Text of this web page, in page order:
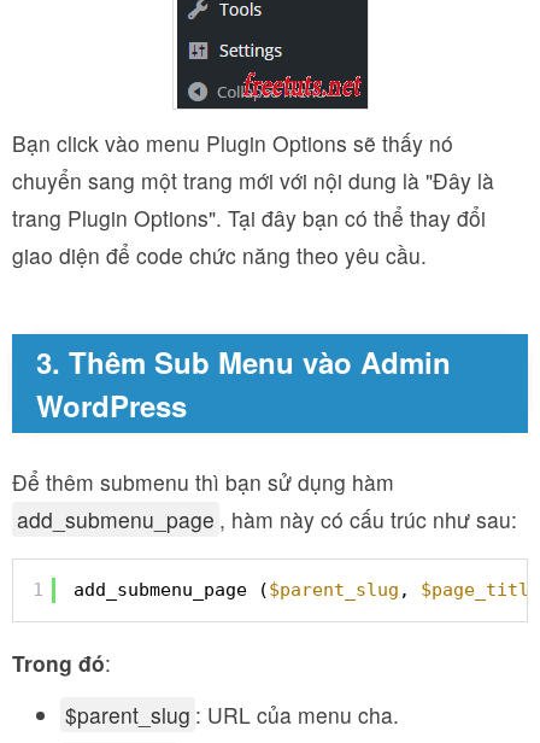
Bạn click vào menu Plugin Options sẽ thấy nó
chuyển sang một trang mới với nội dung là "Đây là
trang Plugin Options". Tại đây bạn có thể thay đổi
giao diện để code chức năng theo yêu cầu.
3. Thêm Sub Menu vào Admin
WordPress
Để thêm submenu thì bạn sử dụng hàm
add_submenu_page , hàm này có cấu trúc như sau:
1 add_submenu_page ($parent_slug , $page_title
Trong đó:
$parent_slug : URL của menu cha.